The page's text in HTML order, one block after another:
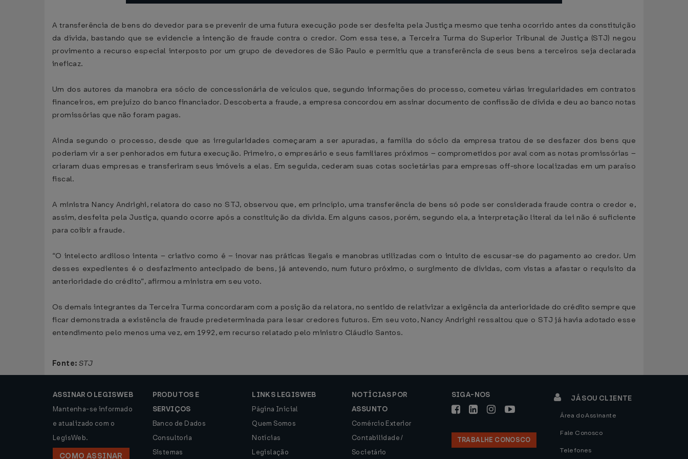
A transferência de bens do devedor para se prevenir de uma futura execução pode ser desfeita pela Justiça mesmo que tenha ocorrido antes da constituição
da dívida, bastando que se evidencie a intenção de fraude contra o credor. Com essa tese, a Terceira Turma do Superior Tribunal de Justiça (STJ) negou
provimento a recurso especial interposto por um grupo de devedores de São Paulo e permitiu que a transferência de seus bens a terceiros seja declarada
ineficaz.
Um dos autores da manobra era sócio de concessionária de veículos que, segundo informações do processo, cometeu várias irregularidades em contratos
financeiros, em prejuízo do banco financiador. Descoberta a fraude, a empresa concordou em assinar documento de confissão de dívida e deu ao banco notas
promissórias que não foram pagas.
Ainda segundo o processo, desde que as irregularidades começaram a ser apuradas, a família do sócio da empresa tratou de se desfazer dos bens que
poderiam vir a ser penhorados em futura execução. Primeiro, o empresário e seus familiares próximos – comprometidos por aval com as notas promissórias –
criaram duas empresas e transferiram seus imóveis a elas. Em seguida, cederam suas cotas societárias para empresas off-shore localizadas em um paraíso
fiscal.
A ministra Nancy Andrighi, relatora do caso no STJ, observou que, em princípio, uma transferência de bens só pode ser considerada fraude contra o credor e,
assim, desfeita pela Justiça, quando ocorre após a constituição da dívida. Em alguns casos, porém, segundo ela, a interpretação literal da lei não é suficiente
para coibir a fraude.
“O intelecto ardiloso intenta – criativo como é – inovar nas práticas ilegais e manobras utilizadas com o intuito de escusar-se do pagamento ao credor. Um
desses expedientes é o desfazimento antecipado de bens, já antevendo, num futuro próximo, o surgimento de dívidas, com vistas a afastar o requisito da
anterioridade do crédito”, afirmou a ministra em seu voto.
Os demais integrantes da Terceira Turma concordaram com a posição da relatora, no sentido de relativizar a exigência da anterioridade do crédito sempre que
ficar demonstrada a existência de fraude predeterminada para lesar credores futuros. Em seu voto, Nancy Andrighi ressaltou que o STJ já havia adotado esse
entendimento pelo menos uma vez, em 1992, em recurso relatado pelo ministro Cláudio Santos.
Fonte: STJ
ASSINAR O LEGISWEB
Mantenha-se informado
e atualizado com o
LegisWeb.
COMO ASSINAR
PRODUTOS E
SERVIÇOS
Banco de Dados
Consultoria
Sistemas
LINKS LEGISWEB
Página Inicial
Quem Somos
Notícias
Legislação
NOTÍCIAS POR
ASSUNTO
Comércio Exterior
Contabilidade /
Societário
SIGA-NOS
TRABALHE CONOSCO
JÁ SOU CLIENTE
Área do Assinante
Fale Conosco
Telefones